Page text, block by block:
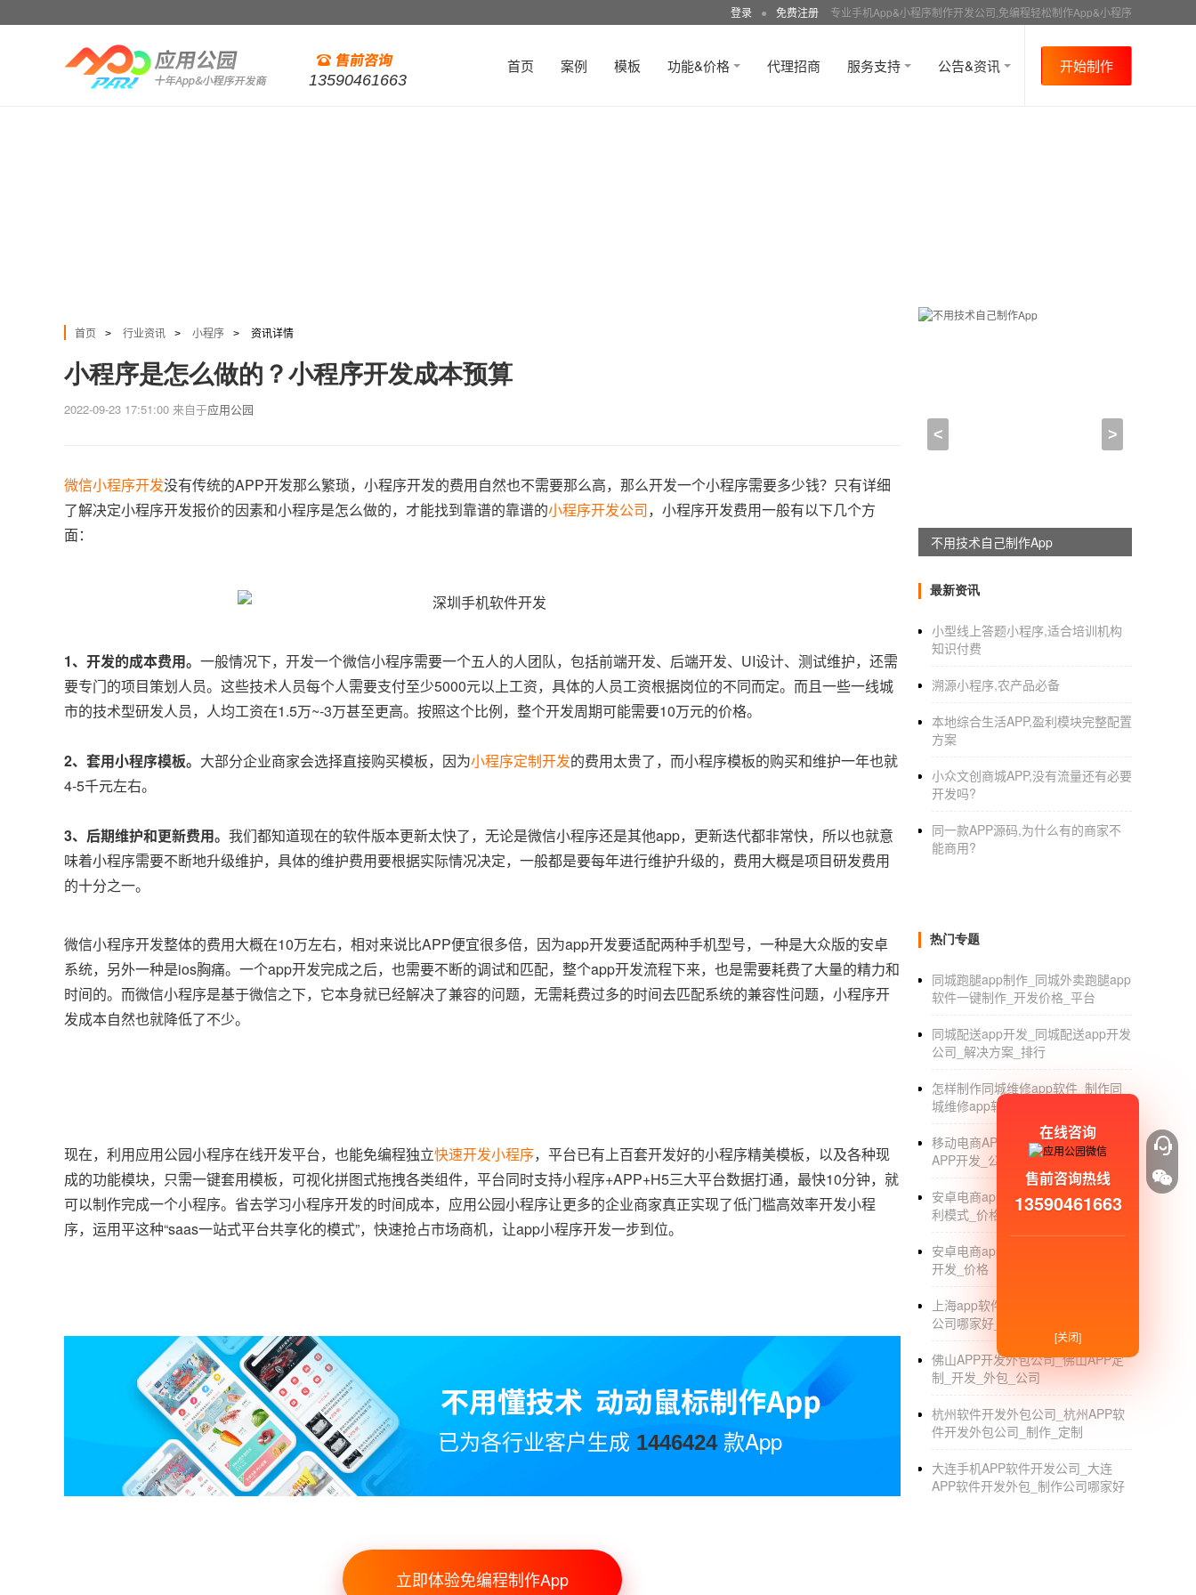
登录 ● 免费注册 专业手机App&小程序制作开发公司,免编程轻松制作App&小程序
13590461663
首页 案例 模板 功能&价格 代理招商 服务支持 公告&资讯 开始制作
首页 > 行业资讯 > 小程序 > 资讯详情
小程序是怎么做的？小程序开发成本预算
2022-09-23 17:51:00 来自于应用公园
微信小程序开发没有传统的APP开发那么繁琐，小程序开发的费用自然也不需要那么高，那么开发一个小程序需要多少钱？只有详细
了解决定小程序开发报价的因素和小程序是怎么做的，才能找到靠谱的靠谱的小程序开发公司，小程序开发费用一般有以下几个方
面：
1、开发的成本费用。 一般情况下，开发一个微信小程序需要一个五人的人团队，包括前端开发、后端开发、UI设计、测试维护，还需
要专门的项目策划人员。这些技术人员每个人需要支付至少5000元以上工资，具体的人员工资根据岗位的不同而定。而且一些一线城
市的技术型研发人员，人均工资在1.5万~-3万甚至更高。按照这个比例，整个开发周期可能需要10万元的价格。
2、套用小程序模板。 大部分企业商家会选择直接购买模板，因为小程序定制开发的费用太贵了，而小程序模板的购买和维护一年也就
4-5千元左右。
3、后期维护和更新费用。 我们都知道现在的软件版本更新太快了，无论是微信小程序还是其他app，更新迭代都非常快，所以也就意
味着小程序需要不断地升级维护，具体的维护费用要根据实际情况决定，一般都是要每年进行维护升级的，费用大概是项目研发费用
的十分之一。
微信小程序开发整体的费用大概在10万左右，相对来说比APP便宜很多倍，因为app开发要适配两种手机型号，一种是大众版的安卓
系统，另外一种是ios胸痛。一个app开发完成之后，也需要不断的调试和匹配，整个app开发流程下来，也是需要耗费了大量的精力和
时间的。而微信小程序是基于微信之下，它本身就已经解决了兼容的问题，无需耗费过多的时间去匹配系统的兼容性问题，小程序开
发成本自然也就降低了不少。
现在，利用应用公园小程序在线开发平台，也能免编程独立快速开发小程序，平台已有上百套开发好的小程序精美模板，以及各种现
成的功能模块，只需一键套用模板，可视化拼图式拖拽各类组件，平台同时支持小程序+APP+H5三大平台数据打通，最快10分钟，就
可以制作完成一个小程序。省去学习小程序开发的时间成本，应用公园小程序让更多的企业商家真正实现了低门槛高效率开发小程
序，运用平这种“saas一站式平台共享化的模式”，快速抢占市场商机，让app小程序开发一步到位。
已为各行业客户生成 1446424款App
立即体验免编程制作App
< >
不用技术自己制作App
最新资讯
小型线上答题小程序,适合培训机构
知识付费
溯源小程序,农产品必备
本地综合生活APP,盈利模块完整配置
方案
小众文创商城APP,没有流量还有必要
开发吗?
同一款APP源码,为什么有的商家不
能商用?
热门专题
同城跑腿app制作_同城外卖跑腿app
软件一键制作_开发价格_平台
同城配送app开发_同城配送app开发
公司_解决方案_排行
怎样制作同城维修app软件_制作同
城维修app软件
移动电商APP开发_移动互联网电商
APP开发_公司
安卓电商app开发_安卓电商app的盈
利模式_价格
安卓电商app开发_安卓电商app定制
开发_价格
上海app软件开发公司_上海app开发
公司哪家好_制作_外包
佛山APP开发外包公司_佛山APP定
制_开发_外包_公司
杭州软件开发外包公司_杭州APP软
件开发外包公司_制作_定制
大连手机APP软件开发公司_大连
APP软件开发外包_制作公司哪家好
在线咨询
售前咨询热线
13590461663
[关闭]